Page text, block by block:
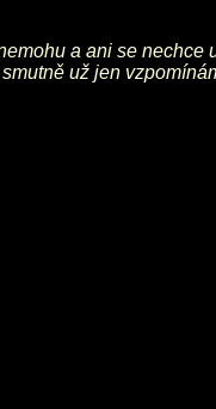
a ani se nechce
už jen